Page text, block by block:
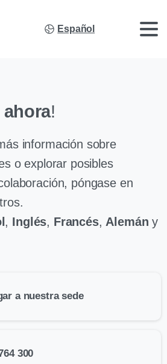
Español
ahora!
información sobre
o explorar posibles
póngase en
, Inglés, Francés, Alemán y
a nuestra sede
300